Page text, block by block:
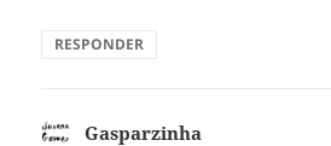
RESPONDER
Gasparzinha